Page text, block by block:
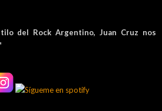
del Rock Argentino, Juan Cruz nos